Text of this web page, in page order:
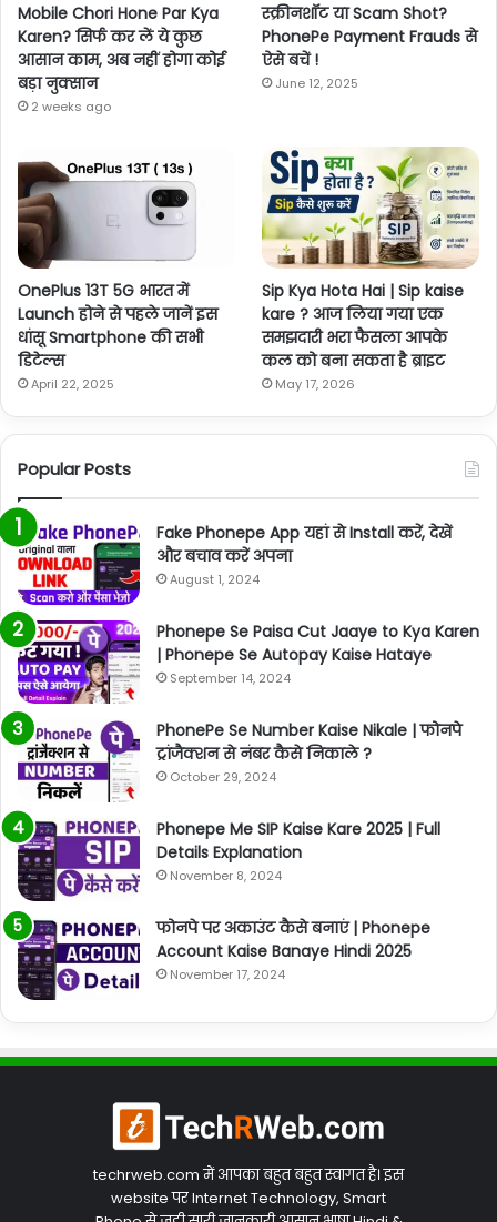
Mobile Chori Hone Par Kya
Karen? सिर्फ कर लें ये कुछ
आसान काम, अब नहीं होगा कोई
बड़ा नुक्सान
2 weeks ago
स्क्रीनशॉट या Scam Shot?
PhonePe Payment Frauds से
ऐसे बचें !
June 12, 2025
OnePlus 13T 5G भारत में
Launch होने से पहले जानें इस
धांसू Smartphone की सभी
डिटेल्स
April 22, 2025
Sip Kya Hota Hai | Sip kaise
kare ? आज लिया गया एक
समझदारी भरा फैसला आपके
कल को बना सकता है ब्राइट
May 17, 2026
Popular Posts
Fake Phonepe App यहां से Install करें, देखें
और बचाव करें अपना
August 1, 2024
Phonepe Se Paisa Cut Jaaye to Kya Karen
| Phonepe Se Autopay Kaise Hataye
September 14, 2024
PhonePe Se Number Kaise Nikale | फोनपे
ट्रांजैक्शन से नंबर कैसे निकाले ?
October 29, 2024
Phonepe Me SIP Kaise Kare 2025 | Full
Details Explanation
November 8, 2024
फोनपे पर अकाउंट कैसे बनाएं | Phonepe
Account Kaise Banaye Hindi 2025
November 17, 2024
techrweb.com में आपका बहुत बहुत स्वागत है। इस
website पर Internet Technology, Smart